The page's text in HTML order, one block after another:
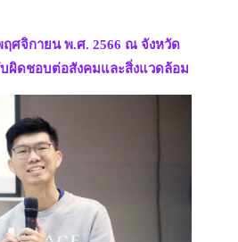
ศจิกายน พ.ศ. 2566 ณ จังหวัด
ผิดชอบต่อสังคมและสิ่งแวดล้อม